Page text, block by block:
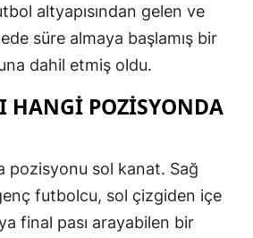
altyapısından gelen ve
süre almaya başlamış bir
dahil etmiş oldu.
HANGI POZISYONDA
pozisyonu sol kanat. Sağ
futbolcu, sol çizgiden içe
final pası arayabilen bir